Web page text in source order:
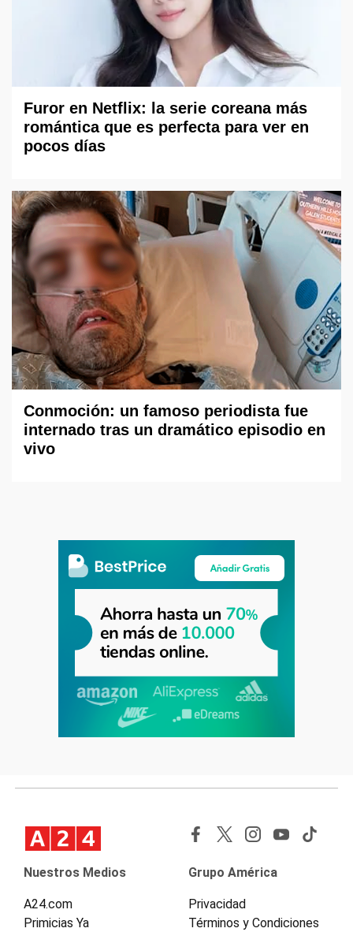
Furor en Netflix: la serie coreana más
romántica que es perfecta para ver en
pocos días
Conmoción: un famoso periodista fue
internado tras un dramático episodio en
vivo
Nuestros Medios
A24.com
Primicias Ya
Grupo América
Privacidad
Términos y Condiciones